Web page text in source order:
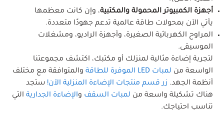
أجهزة الكمبيوتر المحمولة والمكتبية، وإن كانت معظمها
يأتي الآن بمحولات طاقة عالمية تدعم جهودًا متعددة.
المراوح الكهربائية الصغيرة، وأجهزة الراديو، ومشغلات
الموسيقى.
لتجربة إضاءة مثالية لمنزلك أو مكتبك، اكتشف مجموعتنا
الواسعة من لمبات LED الموفرة للطاقة
والمتوافقة مع مختلف
أنظمة الجهد. زر قسم منتجات الإضاءة المنزلية الآن! ستجد
هناك تشكيلة واسعة من لمبات السقف والإضاءة الجدارية التي
تناسب احتياجك.